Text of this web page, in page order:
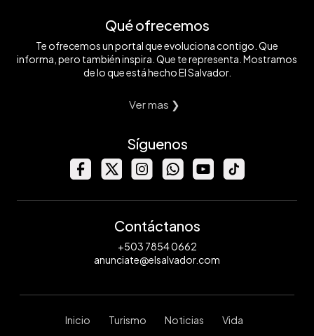
Qué ofrecemos
Te ofrecemos un portal que evoluciona contigo. Que
informa, pero también inspira. Que te representa. Mostramos
de lo que está hecho El Salvador.
Ver mas ❯
Síguenos
Contáctanos
+503 7854 0662
anunciate@elsalvador.com
Inicio Turismo Noticias Vida